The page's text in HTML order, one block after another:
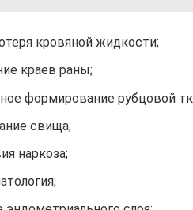
кровяной жидкости;
краев раны;
формирование рубцовой
свища;
наркоза;